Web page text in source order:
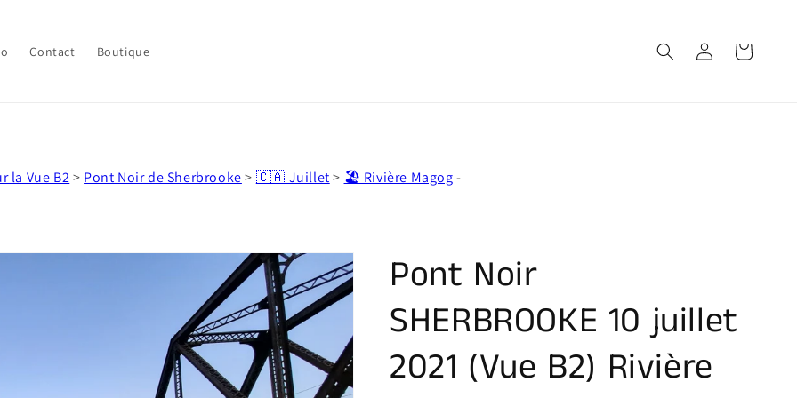
Contact Boutique Connexion Panier
la Vue B2> Pont Noir de Sherbrooke> 🇨🇦 Juillet> 🏖️ Rivière Magog-
Pont Noir
SHERBROOKE 10 juillet
2021 (Vue B2) Rivière